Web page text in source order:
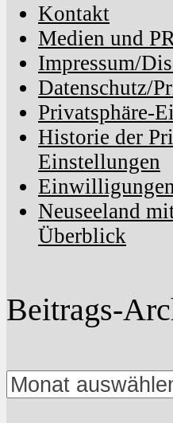
Kontakt
Medien und PR
Impressum/
Datenschutz/
Privatsphäre-
Historie der
Einstellungen
Neuseeland
Überblick
Beitrags-
Beitrags-
Archiv